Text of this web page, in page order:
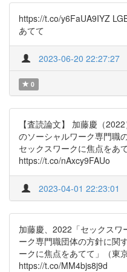
https://t.co/y6FaUA9IYZ
あてて
2023-06-20 22:27:27
0
【査読論文】 加藤慶（
のソーシャルワーク専門職
セックスワークに焦点をあ
https://t.co/nAxcy9FAUo
2023-04-01 22:23:01
加藤慶、2022「セックスワ
ーク専門職団体の方針に関
ークに焦点をあてて」（東
https://t.co/MM4bjs8j9d